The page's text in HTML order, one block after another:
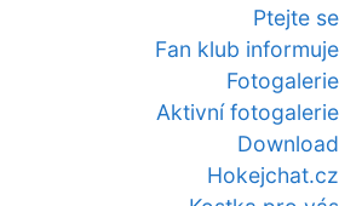
Ptejte se
Fan klub informuje
Fotogalerie
Aktivní fotogalerie
Download
Hokejchat.cz